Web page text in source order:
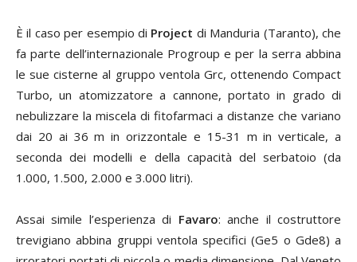
È il caso per esempio di Project di Manduria (Taranto), che
fa parte dell’internazionale Progroup e per la serra abbina
le sue cisterne al gruppo ventola Grc, ottenendo Compact
Turbo, un atomizzatore a cannone, portato in grado di
nebulizzare la miscela di fitofarmaci a distanze che variano
dai 20 ai 36 m in orizzontale e 15-31 m in verticale, a
seconda dei modelli e della capacità del serbatoio (da
1.000, 1.500, 2.000 e 3.000 litri).
Assai simile l’esperienza di Favaro: anche il costruttore
trevigiano abbina gruppi ventola specifici (Ge5 o Gde8) a